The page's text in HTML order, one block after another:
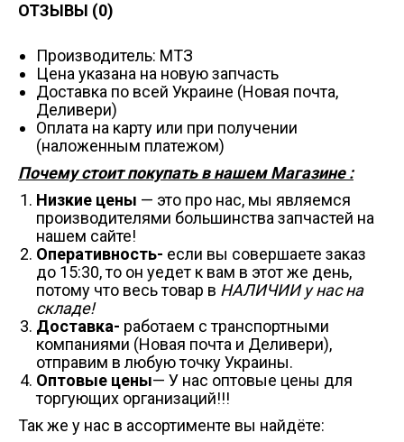
ОТЗЫВЫ (0)
Производитель: МТЗ
Цена указана на новую запчасть
Доставка по всей Украине (Новая почта,
Деливери)
Оплата на карту или при получении
(наложенным платежом)
Почему стоит покупать в нашем Магазине :
Низкие цены — это про нас, мы являемся
производителями большинства запчастей на
нашем сайте!
Оперативность- если вы совершаете заказ
до 15:30, то он уедет к вам в этот же день,
потому что весь товар в НАЛИЧИИ у нас на
складе!
Доставка- работаем с транспортными
компаниями (Новая почта и Деливери),
отправим в любую точку Украины.
Оптовые цены— У нас оптовые цены для
торгующих организаций!!!
Так же у нас в ассортименте вы найдёте: